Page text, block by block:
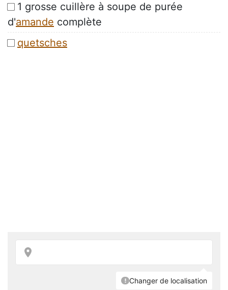
1 grosse cuillère à soupe de purée
d'amande complète
quetsches